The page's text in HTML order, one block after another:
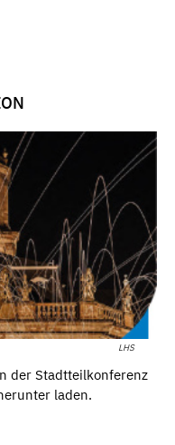
LHS
der Stadtteilkonferenz
laden.